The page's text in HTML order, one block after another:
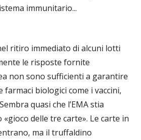
immunitario...
ritiro immediato di alcuni lotti
le risposte fornite
non sono sufficienti a garantire
farmaci biologici come i vaccini,
quasi che l’EMA stia
«gioco delle tre carte». Le carte in
ma il truffaldino